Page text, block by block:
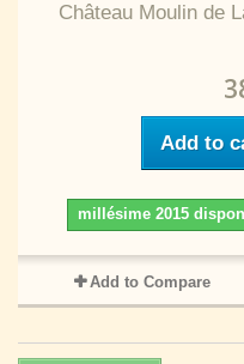
Château Moulin de
Add to
millésime 2015
Add to Compare